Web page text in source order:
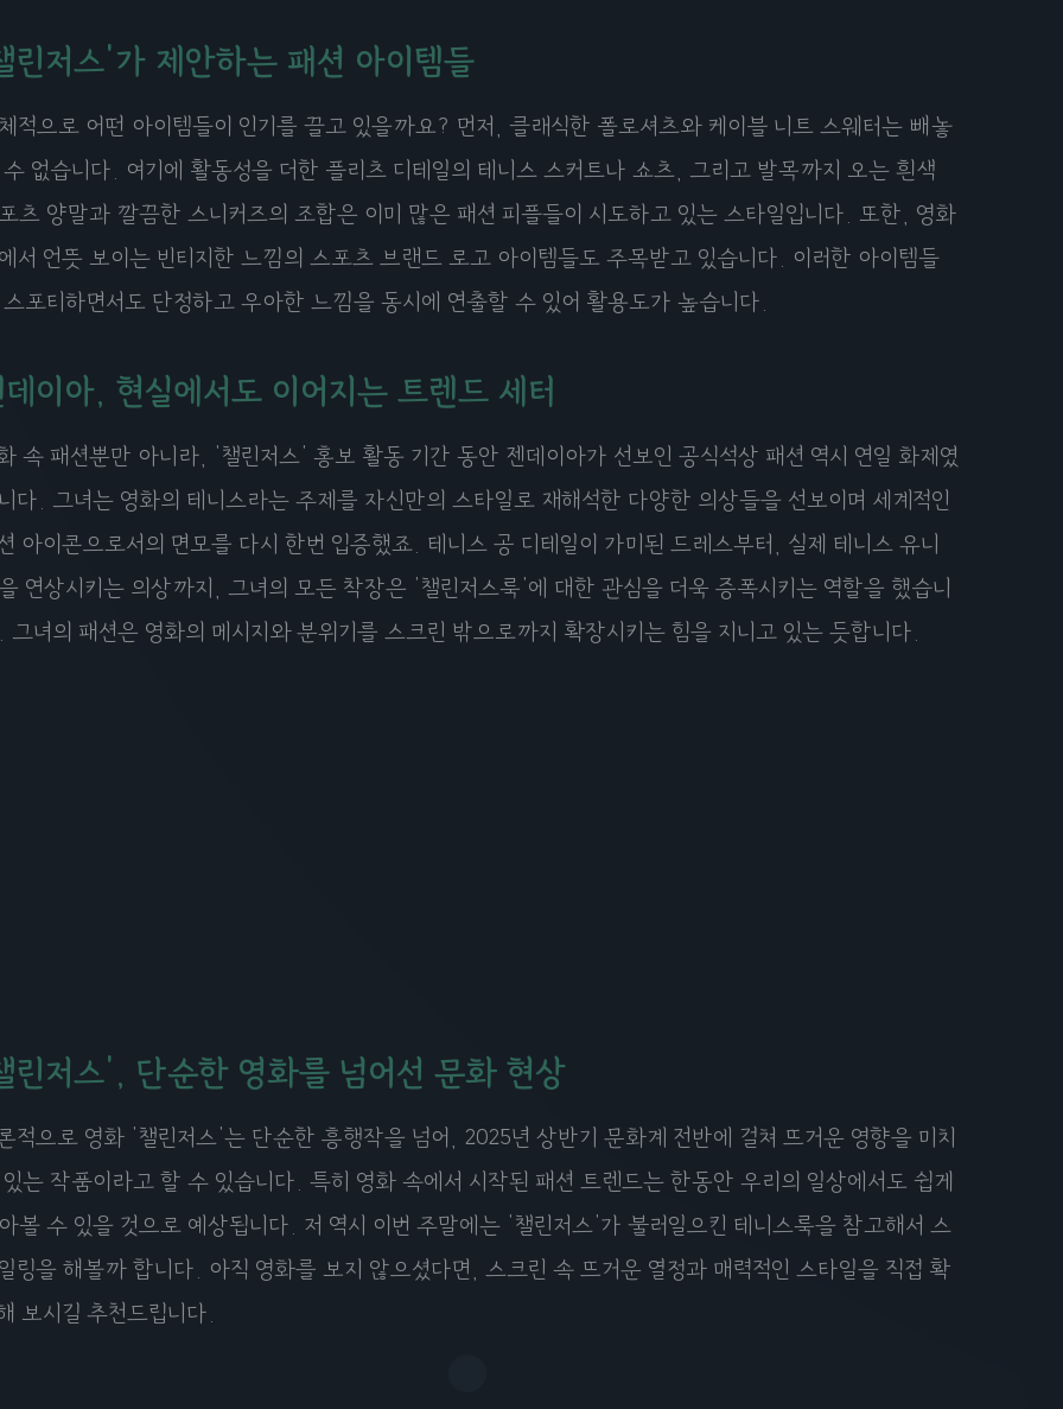
린저스'가 제안하는 패션 아이템들
적으로 어떤 아이템들이 인기를 끌고 있을까요? 먼저, 클래식한 폴로셔츠와 케이블 니트 스웨터는 빼놓
없습니다. 여기에 활동성을 더한 플리츠 디테일의 테니스 스커트나 쇼츠, 그리고 발목까지 오는 흰색
츠 양말과 깔끔한 스니커즈의 조합은 이미 많은 패션 피플들이 시도하고 있는 스타일입니다. 또한, 영화
서 언뜻 보이는 빈티지한 느낌의 스포츠 브랜드 로고 아이템들도 주목받고 있습니다. 이러한 아이템들
포티하면서도 단정하고 우아한 느낌을 동시에 연출할 수 있어 활용도가 높습니다.
이아, 현실에서도 이어지는 트렌드 세터
속 패션뿐만 아니라, '챌린저스' 홍보 활동 기간 동안 젠데이아가 선보인 공식석상 패션 역시 연일 화제였
다. 그녀는 영화의 테니스라는 주제를 자신만의 스타일로 재해석한 다양한 의상들을 선보이며 세계적인
아이콘으로서의 면모를 다시 한번 입증했죠. 테니스 공 디테일이 가미된 드레스부터, 실제 테니스 유니
연상시키는 의상까지, 그녀의 모든 착장은 '챌린저스룩'에 대한 관심을 더욱 증폭시키는 역할을 했습니
그녀의 패션은 영화의 메시지와 분위기를 스크린 밖으로까지 확장시키는 힘을 지니고 있는 듯합니다.
린저스', 단순한 영화를 넘어선 문화 현상
적으로 영화 '챌린저스'는 단순한 흥행작을 넘어, 2025년 상반기 문화계 전반에 걸쳐 뜨거운 영향을 미치
는 작품이라고 할 수 있습니다. 특히 영화 속에서 시작된 패션 트렌드는 한동안 우리의 일상에서도 쉽게
볼 수 있을 것으로 예상됩니다. 저 역시 이번 주말에는 '챌린저스'가 불러일으킨 테니스룩을 참고해서 스
링을 해볼까 합니다. 아직 영화를 보지 않으셨다면, 스크린 속 뜨거운 열정과 매력적인 스타일을 직접 확
보시길 추천드립니다.